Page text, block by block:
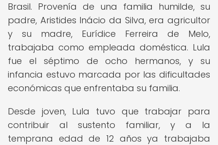
Brasil. Provenía de una familia humilde, su
padre, Aristides Inácio da Silva, era agricultor
y su madre, Eurídice Ferreira de Melo,
trabajaba como empleada doméstica. Lula
fue el séptimo de ocho hermanos, y su
infancia estuvo marcada por las dificultades
económicas que enfrentaba su familia.
Desde joven, Lula tuvo que trabajar para
contribuir al sustento familiar, y a la
temprana edad de 12 años ya trabajaba